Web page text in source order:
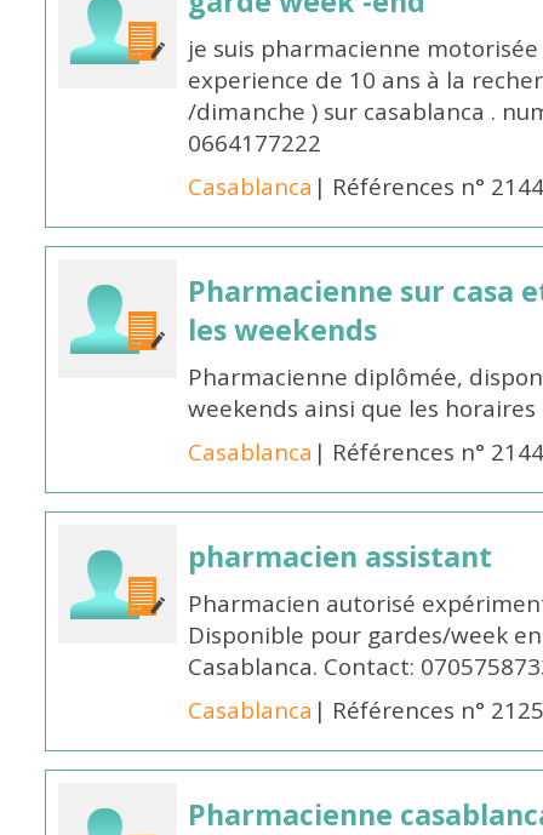
je suis pharmacienne
experience de 10 ans à la
/dimanche ) sur casablanca .
0664177222
Casablanca | Références n°
Pharmacienne sur casa
les weekends
Pharmacienne diplômée,
weekends ainsi que les
Casablanca | Références n°
pharmacien assistant
Pharmacien autorisé
Disponible pour gardes/week
Casablanca. Contact:
Casablanca | Références n°
Pharmacienne